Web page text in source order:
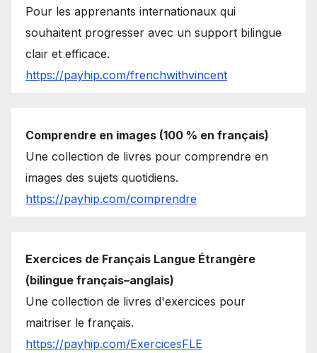
Pour les apprenants internationaux qui
souhaitent progresser avec un support bilingue
clair et efficace.
https://payhip.com/frenchwithvincent
Comprendre en images (100 % en français)
Une collection de livres pour comprendre en
images des sujets quotidiens.
https://payhip.com/comprendre
Exercices de Français Langue Étrangère
(bilingue français–anglais)
Une collection de livres d'exercices pour
maitriser le français.
https://payhip.com/ExercicesFLE